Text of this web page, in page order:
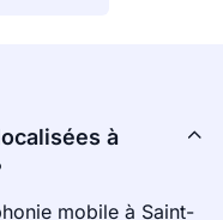
à
mobile à Saint-